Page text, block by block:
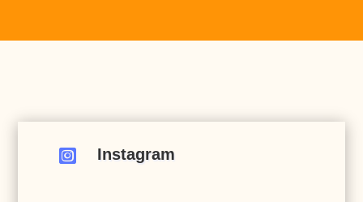
 Instagram